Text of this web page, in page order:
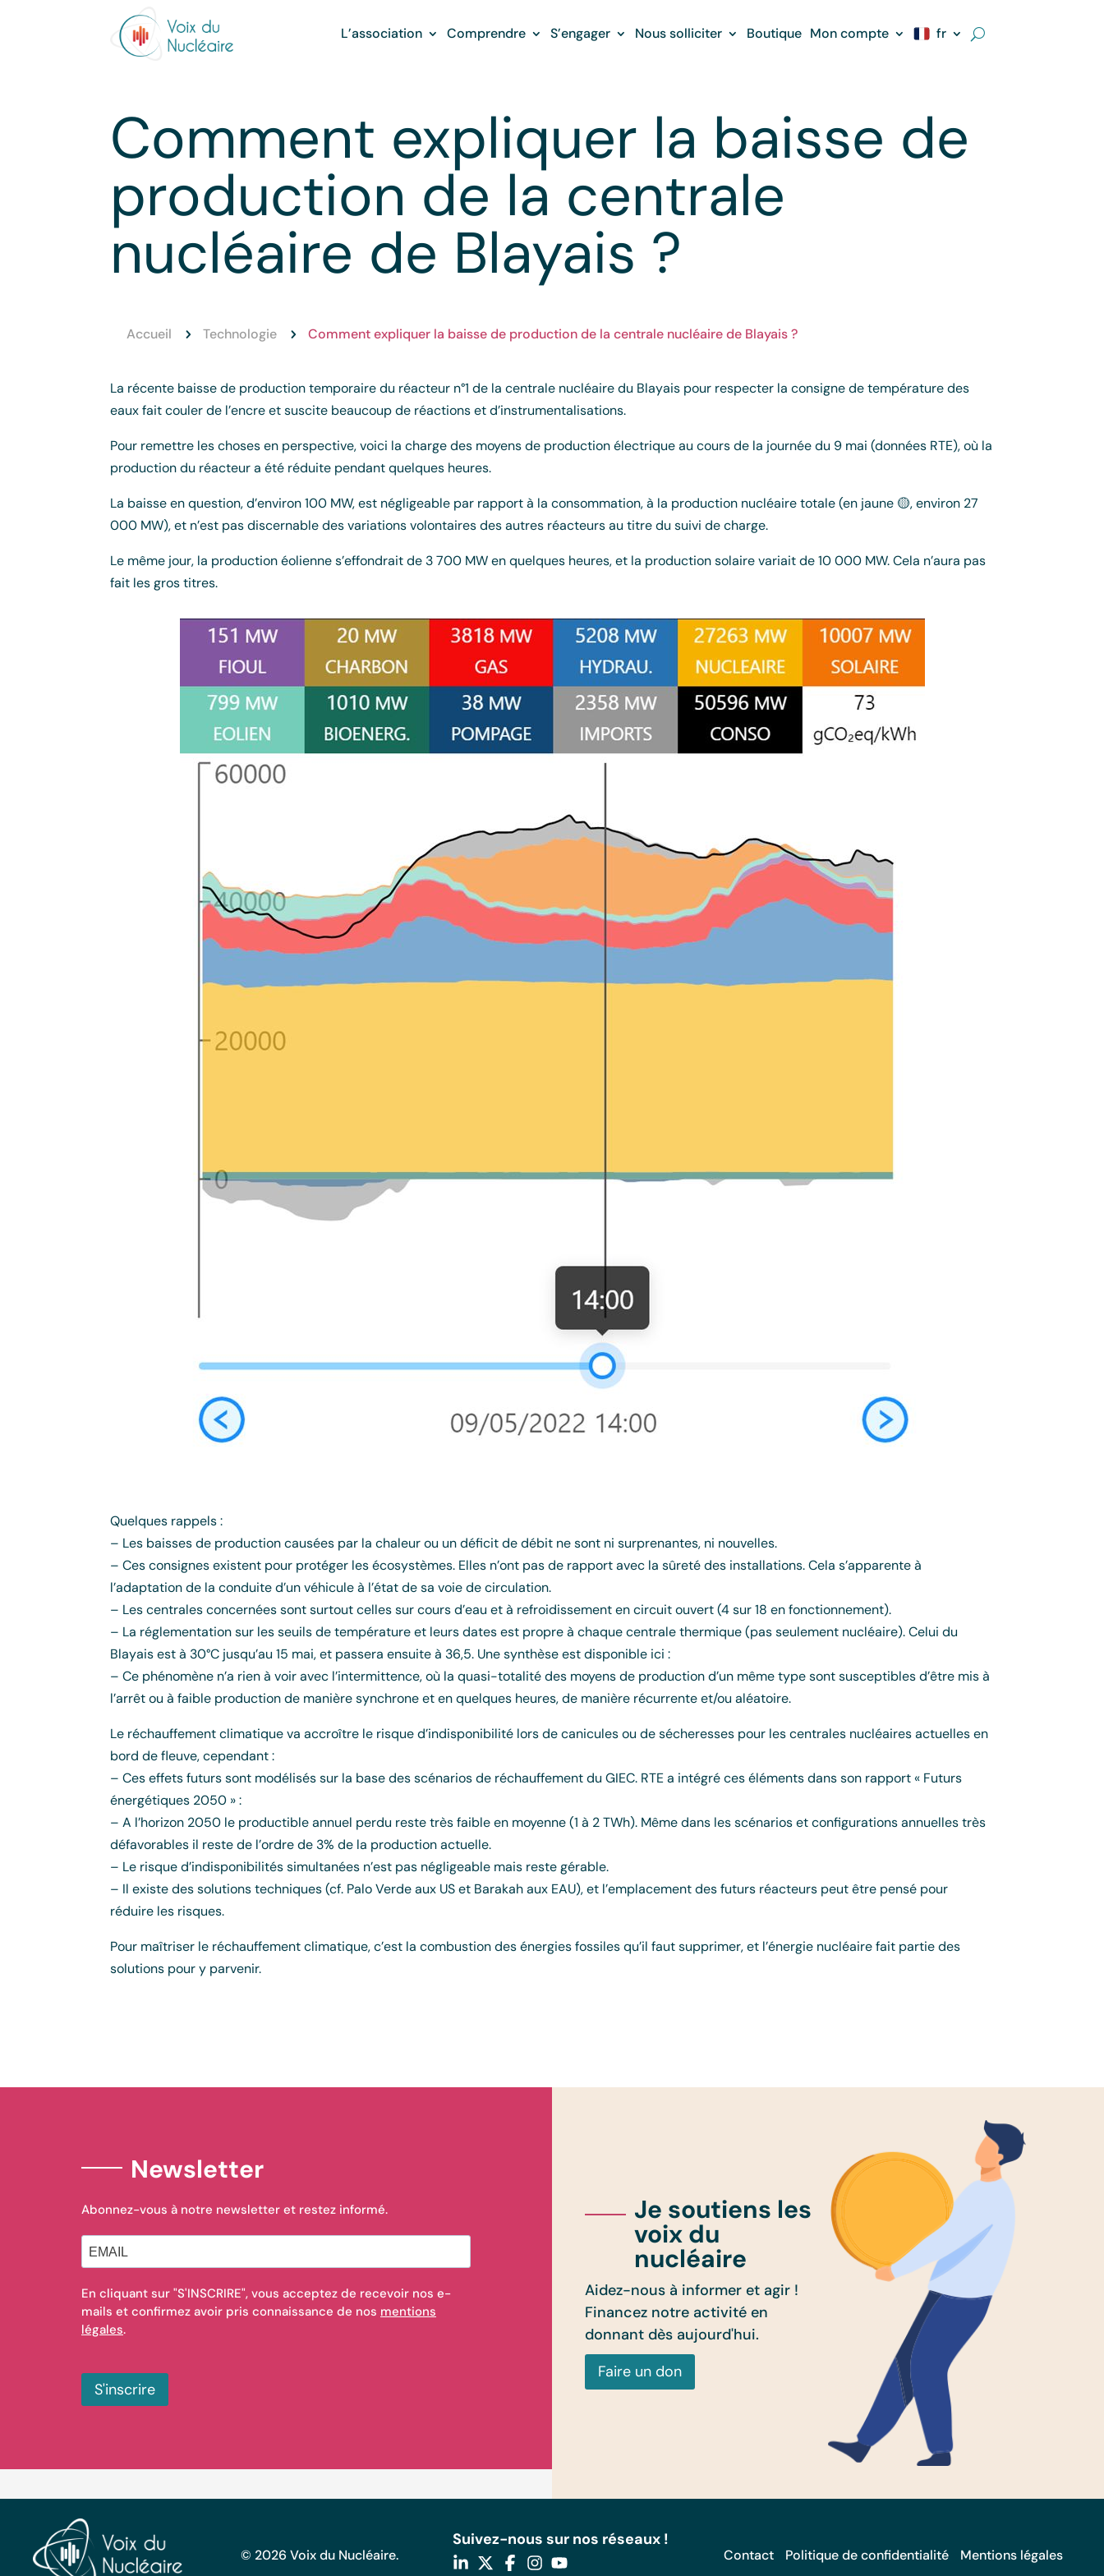
L’association Comprendre S’engager Nous solliciter Boutique Mon compte fr
Comment expliquer la baisse de
production de la centrale
nucléaire de Blayais ?
Accueil 5 Technologie 5 Comment expliquer la baisse de production de la centrale nucléaire de Blayais ?
La récente baisse de production temporaire du réacteur n°1 de la centrale nucléaire du Blayais pour respecter la consigne de température des
eaux fait couler de l’encre et suscite beaucoup de réactions et d’instrumentalisations.
Pour remettre les choses en perspective, voici la charge des moyens de production électrique au cours de la journée du 9 mai (données RTE), où la
production du réacteur a été réduite pendant quelques heures.
La baisse en question, d’environ 100 MW, est négligeable par rapport à la consommation, à la production nucléaire totale (en jaune 🟡, environ 27
000 MW), et n’est pas discernable des variations volontaires des autres réacteurs au titre du suivi de charge.
Le même jour, la production éolienne s’effondrait de 3 700 MW en quelques heures, et la production solaire variait de 10 000 MW. Cela n’aura pas
fait les gros titres.
Quelques rappels :
– Les baisses de production causées par la chaleur ou un déficit de débit ne sont ni surprenantes, ni nouvelles.
– Ces consignes existent pour protéger les écosystèmes. Elles n’ont pas de rapport avec la sûreté des installations. Cela s’apparente à
l’adaptation de la conduite d’un véhicule à l’état de sa voie de circulation.
– Les centrales concernées sont surtout celles sur cours d’eau et à refroidissement en circuit ouvert (4 sur 18 en fonctionnement).
– La réglementation sur les seuils de température et leurs dates est propre à chaque centrale thermique (pas seulement nucléaire). Celui du
Blayais est à 30°C jusqu’au 15 mai, et passera ensuite à 36,5. Une synthèse est disponible ici :
– Ce phénomène n’a rien à voir avec l’intermittence, où la quasi-totalité des moyens de production d’un même type sont susceptibles d’être mis à
l’arrêt ou à faible production de manière synchrone et en quelques heures, de manière récurrente et/ou aléatoire.
Le réchauffement climatique va accroître le risque d’indisponibilité lors de canicules ou de sécheresses pour les centrales nucléaires actuelles en
bord de fleuve, cependant :
– Ces effets futurs sont modélisés sur la base des scénarios de réchauffement du GIEC. RTE a intégré ces éléments dans son rapport « Futurs
énergétiques 2050 » :
– A l’horizon 2050 le productible annuel perdu reste très faible en moyenne (1 à 2 TWh). Même dans les scénarios et configurations annuelles très
défavorables il reste de l’ordre de 3% de la production actuelle.
– Le risque d’indisponibilités simultanées n’est pas négligeable mais reste gérable.
– Il existe des solutions techniques (cf. Palo Verde aux US et Barakah aux EAU), et l’emplacement des futurs réacteurs peut être pensé pour
réduire les risques.
Pour maîtriser le réchauffement climatique, c’est la combustion des énergies fossiles qu’il faut supprimer, et l’énergie nucléaire fait partie des
solutions pour y parvenir.
Newsletter
Abonnez-vous à notre newsletter et restez informé.
En cliquant sur "S'INSCRIRE", vous acceptez de recevoir nos e-
mails et confirmez avoir pris connaissance de nos mentions
légales.
S'inscrire
Je soutiens les
voix du
nucléaire
Aidez-nous à informer et agir !
Financez notre activité en
donnant dès aujourd'hui.
Faire un don
© 2026 Voix du Nucléaire.
Suivez-nous sur nos réseaux !
Contact Politique de confidentialité Mentions légales